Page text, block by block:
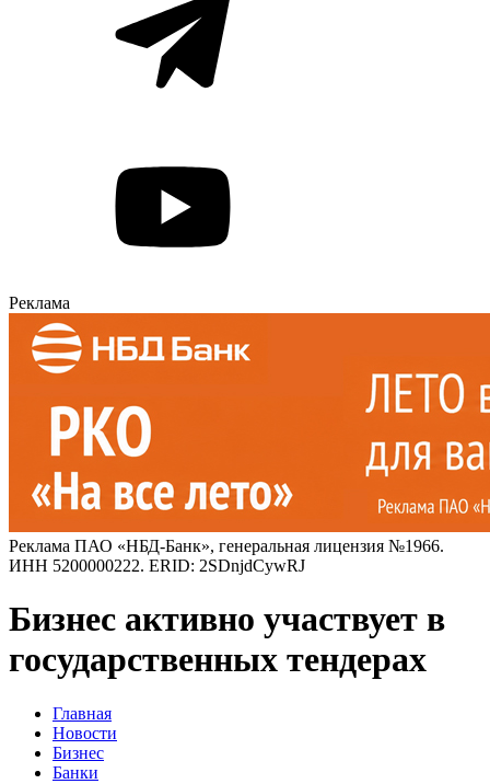
Реклама
Реклама ПАО «НБД-Банк», генеральная лицензия №1966.
ИНН 5200000222. ERID: 2SDnjdCywRJ
Бизнес активно участвует в
государственных тендерах
Главная
Новости
Бизнес
Банки